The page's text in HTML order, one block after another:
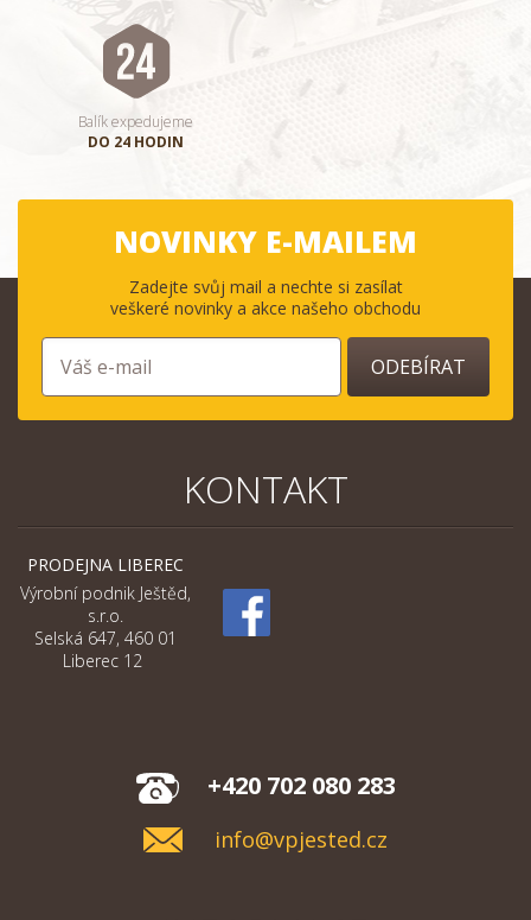
Balík expedujeme
DO 24 HODIN
NOVINKY E-MAILEM
Zadejte svůj mail a nechte si zasílat
veškeré novinky a akce našeho obchodu
ODEBÍRAT
KONTAKT
PRODEJNA LIBEREC
Výrobní podnik Ještěd,
s.r.o.
Selská 647, 460 01
Liberec 12
+420 702 080 283
info@vpjested.cz